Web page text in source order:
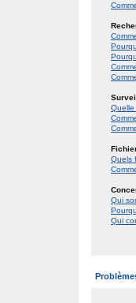
Quels
Qui
Qui